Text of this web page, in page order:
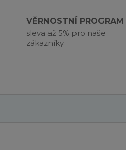
VĚRNOSTNÍ PROGRAM
sleva až 5% pro naše
zákazníky